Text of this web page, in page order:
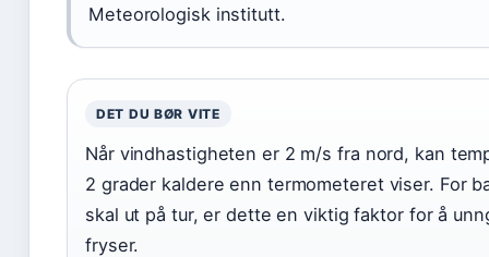
Meteorologisk institutt.
DET DU BØR VITE
Når vindhastigheten er 2 m/s fra nord, kan
2 grader kaldere enn termometeret viser. For
skal ut på tur, er dette en viktig faktor for å
fryser.